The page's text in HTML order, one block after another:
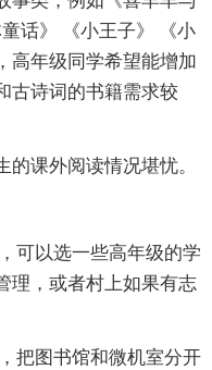
话》 《小王子》 《小
高年级同学希望能增加
古诗词的书籍需求较
课外阅读情况堪忧。
可以选一些高年级的学
理，或者村上如果有志
把图书馆和微机室分开